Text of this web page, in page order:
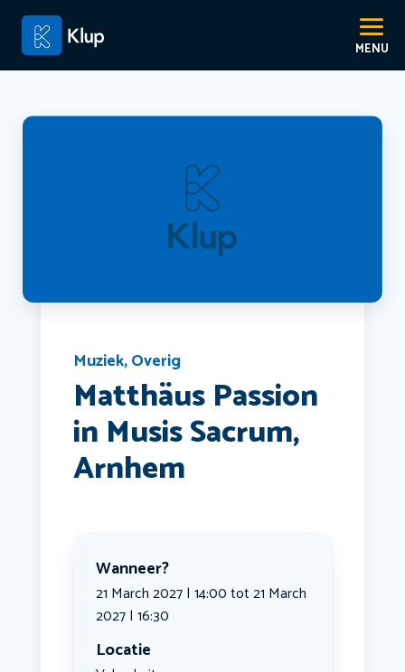
Muziek,Overig
Matthäus Passion
in Musis Sacrum,
Arnhem
Wanneer?
21 March 2027 | 14:00 tot 21 March
2027 | 16:30
Locatie